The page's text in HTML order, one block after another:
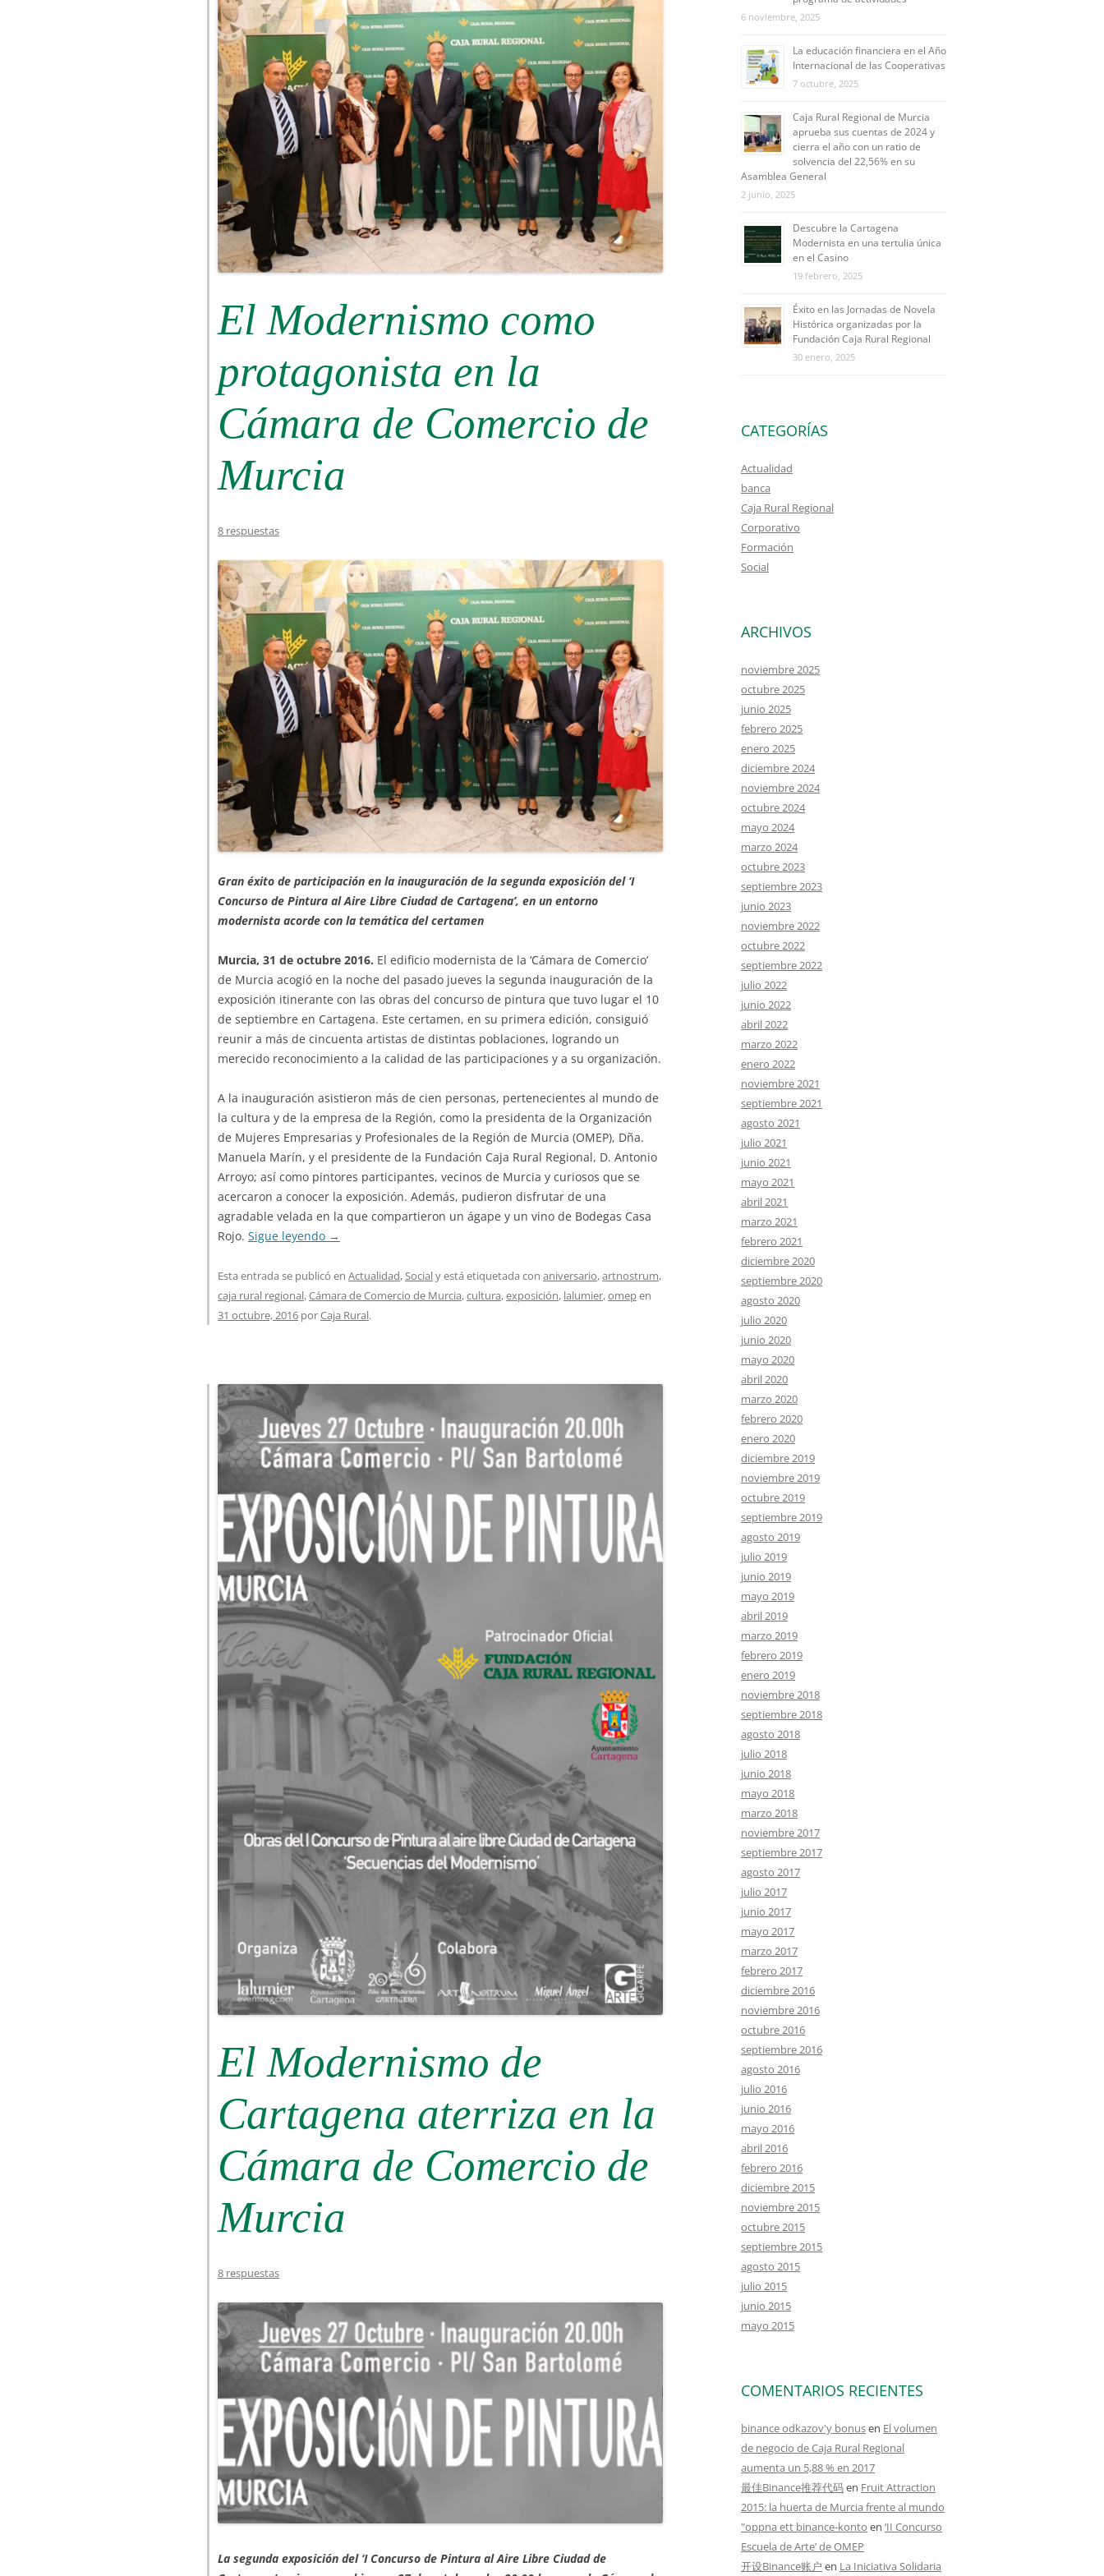
El Modernismo como
protagonista en la
Cámara de Comercio de
Murcia
8 respuestas
Gran éxito de participación en la inauguración de la segunda exposición del ‘I
Concurso de Pintura al Aire Libre Ciudad de Cartagena’, en un entorno
modernista acorde con la temática del certamen
Murcia, 31 de octubre 2016. El edificio modernista de la ‘Cámara de Comercio’
de Murcia acogió en la noche del pasado jueves la segunda inauguración de la
exposición itinerante con las obras del concurso de pintura que tuvo lugar el 10
de septiembre en Cartagena. Este certamen, en su primera edición, consiguió
reunir a más de cincuenta artistas de distintas poblaciones, logrando un
merecido reconocimiento a la calidad de las participaciones y a su organización.
A la inauguración asistieron más de cien personas, pertenecientes al mundo de
la cultura y de la empresa de la Región, como la presidenta de la Organización
de Mujeres Empresarias y Profesionales de la Región de Murcia (OMEP), Dña.
Manuela Marín, y el presidente de la Fundación Caja Rural Regional, D. Antonio
Arroyo; así como pintores participantes, vecinos de Murcia y curiosos que se
acercaron a conocer la exposición. Además, pudieron disfrutar de una
agradable velada en la que compartieron un ágape y un vino de Bodegas Casa
Rojo. Sigue leyendo →
Esta entrada se publicó en Actualidad,Socialy está etiquetada con aniversario,artnostrum,
caja rural regional,Cámara de Comercio de Murcia,cultura,exposición, lalumier,omepen
31 octubre, 2016 porCaja Rural.
El Modernismo de
Cartagena aterriza en la
Cámara de Comercio de
Murcia
8 respuestas
La segunda exposición del ‘I Concurso de Pintura al Aire Libre Ciudad de
6 noviembre, 2025
La educación financiera en el Año
Internacional de las Cooperativas
7 octubre, 2025
Caja Rural Regional de Murcia
aprueba sus cuentas de 2024 y
cierra el año con un ratio de
solvencia del 22,56% en su
Asamblea General
2 junio, 2025
Descubre la Cartagena
Modernista en una tertulia única
en el Casino
19 febrero, 2025
Éxito en las Jornadas de Novela
Histórica organizadas por la
Fundación Caja Rural Regional
30 enero, 2025
CATEGORÍAS
Actualidad
banca
Caja Rural Regional
Corporativo
Formación
Social
ARCHIVOS
noviembre 2025
octubre 2025
junio 2025
febrero 2025
enero 2025
diciembre 2024
noviembre 2024
octubre 2024
mayo 2024
marzo 2024
octubre 2023
septiembre 2023
junio 2023
noviembre 2022
octubre 2022
septiembre 2022
julio 2022
junio 2022
abril 2022
marzo 2022
enero 2022
noviembre 2021
septiembre 2021
agosto 2021
julio 2021
junio 2021
mayo 2021
abril 2021
marzo 2021
febrero 2021
diciembre 2020
septiembre 2020
agosto 2020
julio 2020
junio 2020
mayo 2020
abril 2020
marzo 2020
febrero 2020
enero 2020
diciembre 2019
noviembre 2019
octubre 2019
septiembre 2019
agosto 2019
julio 2019
junio 2019
mayo 2019
abril 2019
marzo 2019
febrero 2019
enero 2019
noviembre 2018
septiembre 2018
agosto 2018
julio 2018
junio 2018
mayo 2018
marzo 2018
noviembre 2017
septiembre 2017
agosto 2017
julio 2017
junio 2017
mayo 2017
marzo 2017
febrero 2017
diciembre 2016
noviembre 2016
octubre 2016
septiembre 2016
agosto 2016
julio 2016
junio 2016
mayo 2016
abril 2016
febrero 2016
diciembre 2015
noviembre 2015
octubre 2015
septiembre 2015
agosto 2015
julio 2015
junio 2015
mayo 2015
COMENTARIOS RECIENTES
binance odkazov'y bonusen El volumen
de negocio de Caja Rural Regional
aumenta un 5,88 % en 2017
最佳Binance推荐代码en Fruit Attraction
2015: la huerta de Murcia frente al mundo
"oppna ett binance-konto en ‘II Concurso
Escuela de Arte’ de OMEP
开设Binance账户 en La Iniciativa Solidaria